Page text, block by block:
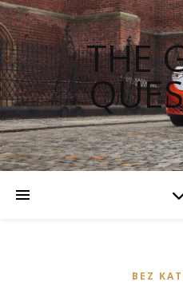
THE
BEZ